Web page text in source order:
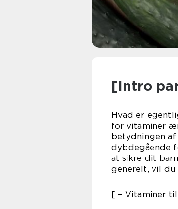
[Intro
Hvad er
for vitaminer
betydningen
dybdegående
at sikre dit
generelt, vil
[ – Vitaminer